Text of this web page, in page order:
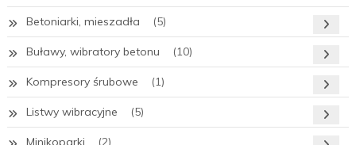
Betoniarki, mieszadła (5)
Buławy, wibratory betonu (10)
Kompresory śrubowe (1)
Listwy wibracyjne (5)
Minikoparki (2)